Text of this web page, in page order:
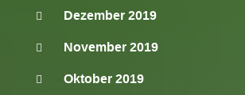
Dezember 2019
November 2019
Oktober 2019